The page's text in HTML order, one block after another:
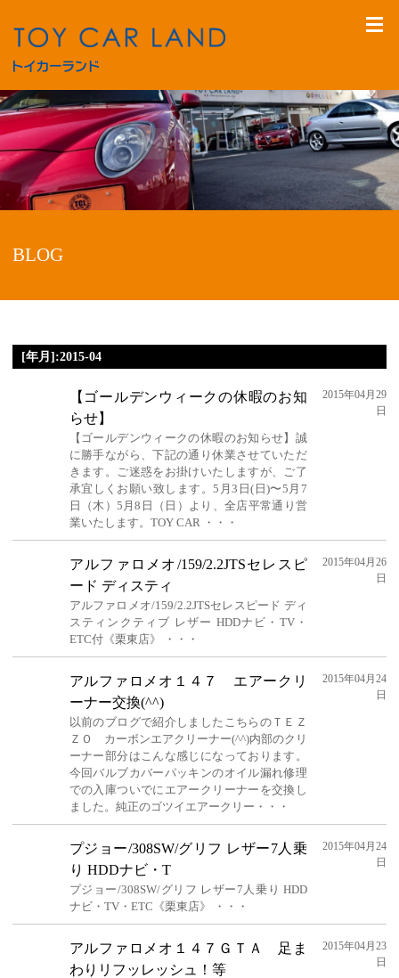
BLOG
[年月]:2015-04
【ゴールデンウィークの休暇のお知
らせ】
【ゴールデンウィークの休暇のお知らせ】誠
に勝手ながら、下記の通り休業させていただ
きます。ご迷惑をお掛けいたしますが、ご了
承宜しくお願い致します。5月3日(日)〜5月7
日（木）5月8日（日）より、全店平常通り営
業いたします。TOY CAR ・・・
2015年04月29
日
アルファロメオ/159/2.2JTSセレスピ
ード ディスティ
アルファロメオ/159/2.2JTSセレスピード ディ
スティンクティブ レザー HDDナビ・TV・
ETC付《栗東店》 ・・・
2015年04月26
日
アルファロメオ１４７ エアークリ
ーナー交換(^^)
以前のブログで紹介しましたこちらのＴＥＺ
ＺＯ カーボンエアクリーナー(^^)内部のクリ
ーナー部分はこんな感じになっております。
今回バルブカバーパッキンのオイル漏れ修理
での入庫ついでにエアークリーナーを交換し
ました。純正のゴツイエアークリー・・・
2015年04月24
日
プジョー/308SW/グリフ レザー7人乗
り HDDナビ・T
プジョー/308SW/グリフ レザー7人乗り HDD
ナビ・TV・ETC《栗東店》 ・・・
2015年04月24
日
アルファロメオ１４７ＧＴＡ 足ま
わりリフッレッシュ！等
2015年04月23
日